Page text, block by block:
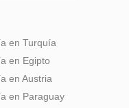
en Turquía
en Egipto
en Austria
en Paraguay